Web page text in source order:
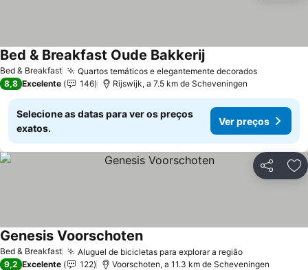
Bed & Breakfast Quartos temáticos e elegantemente decoradosVer
Bed & Breakfast Oude BakkerijVer preços
8,8 Excelente 146 Rijswijk, a 7.5 km de Scheveningen
Selecione as datas para ver os preços
exatos.
Ver preços
Partilhar
Bed & Breakfast Aluguel de bicicletas para explorar a regiãoVer preços
Genesis VoorschotenVer preços
9,2 Excelente 122 Voorschoten, a 11.3 km de Scheveningen